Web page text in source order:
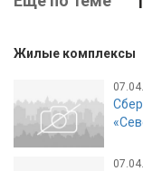
Жилые комплексы